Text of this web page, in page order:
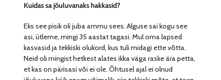
Kuidas sa jõuluvanaks hakkasid?
Eks see pisik oli juba ammu sees. Alguse sai kogu see
asi, ütleme, mingi 35 aastat tagasi. Mul oma lapsed
kasvasid ja tekkiski olukord, kus tuli midagi ette võtta.
Neid oli mingist hetkest alates ikka väga raske ära petta,
et kas on pärisasi või ei ole. Õhtusel ajal ei olnud